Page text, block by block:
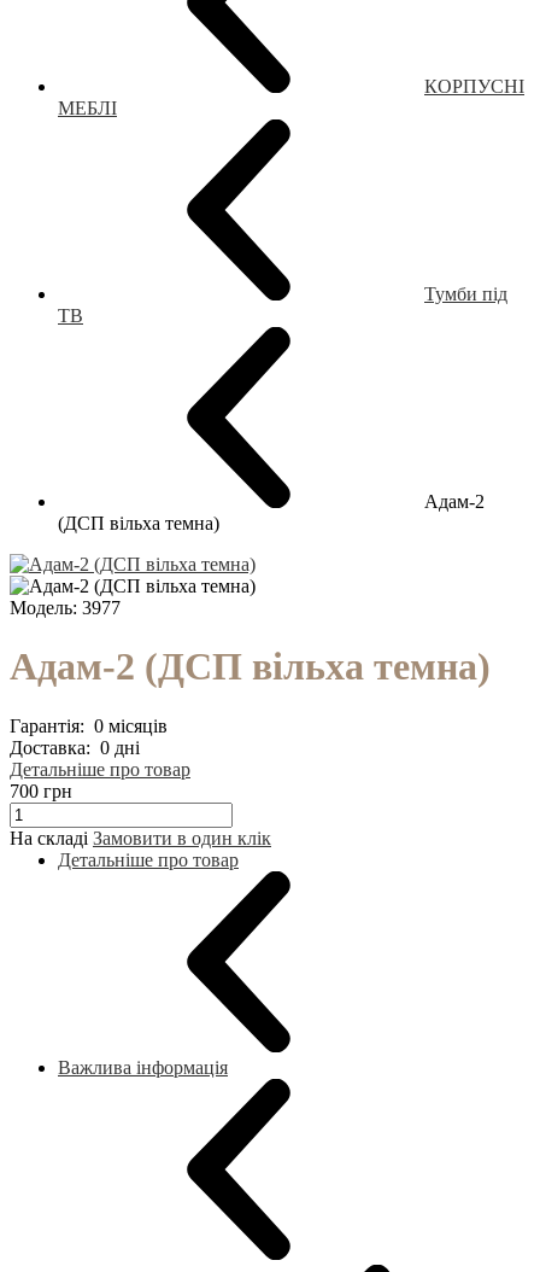
КОРПУСНІ
МЕБЛІ
Тумби під
ТВ
Адам-2
(ДСП вільха темна)
Модель: 3977
Адам-2 (ДСП вільха темна)
Гарантія: 0 місяців
Доставка: 0 дні
Детальніше про товар
700 грн
На складі Замовити в один клік
Детальніше про товар
Важлива інформація